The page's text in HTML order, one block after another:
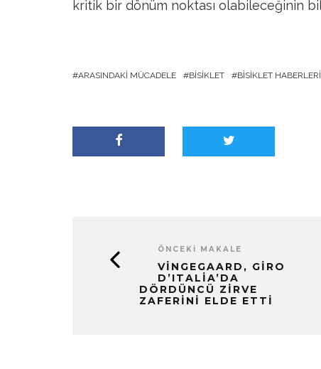
kritik bir dönüm noktası olabileceğinin
ARASINDAKI MÜCADELE BISIKLET BISIKLET HABERLERI
ÖNCEKI MAKALE
VINGEGAARD, GIRO
D’ITALIA’DA
DÖRDÜNCÜ ZIRVE
ZAFERINI ELDE ETTI